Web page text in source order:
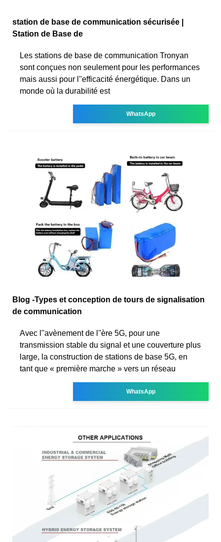
station de base de communication sécurisée |
Station de Base de
Les stations de base de communication Tronyan
sont conçues non seulement pour les performances
mais aussi pour l''efficacité énergétique. Dans un
monde où la durabilité est
WhatsApp
Blog -Types et conception de tours de signalisation
de communication
Avec l''avènement de l''ère 5G, pour une
transmission stable du signal et une couverture plus
large, la construction de stations de base 5G, en
tant que « première marche » vers un réseau
WhatsApp